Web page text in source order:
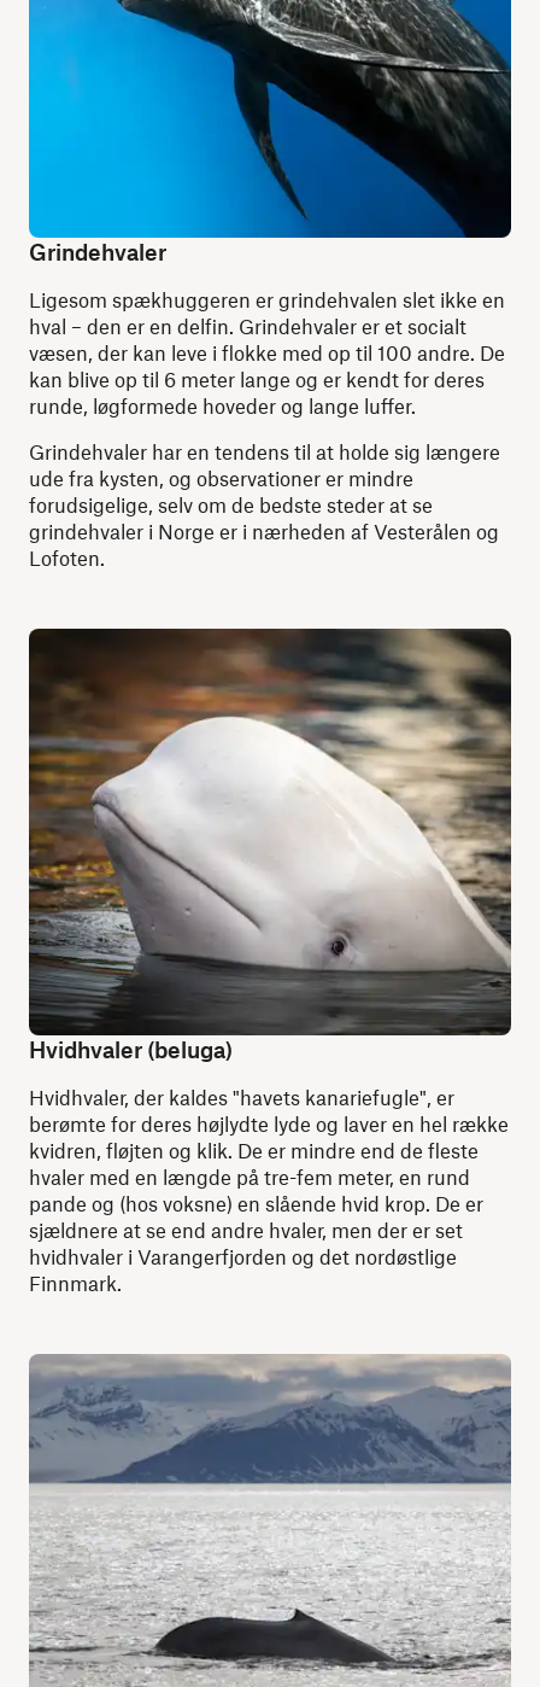
Grindehvaler
Ligesom spækhuggeren er grindehvalen slet ikke en
hval – den er en delfin. Grindehvaler er et socialt
væsen, der kan leve i flokke med op til 100 andre. De
kan blive op til 6 meter lange og er kendt for deres
runde, løgformede hoveder og lange luffer.
Grindehvaler har en tendens til at holde sig længere
ude fra kysten, og observationer er mindre
forudsigelige, selv om de bedste steder at se
grindehvaler i Norge er i nærheden af ​​Vesterålen og
Lofoten.
Hvidhvaler (beluga)
Hvidhvaler, der kaldes "havets kanariefugle", er
berømte for deres højlydte lyde og laver en hel række
kvidren, fløjten og klik. De er mindre end de fleste
hvaler med en længde på tre-fem meter, en rund
pande og (hos voksne) en slående hvid krop. De er
sjældnere at se end andre hvaler, men der er set
hvidhvaler i Varangerfjorden og det nordøstlige
Finnmark.